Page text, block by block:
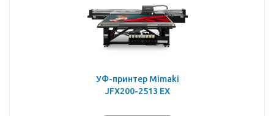
УФ-принтер Mimaki
JFX200-2513 EX